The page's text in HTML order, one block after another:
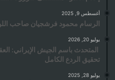
أغسطس 9, 2025
الرسام محمود فرشجيان صاحب
يوليو 20, 2026
المتحدث باسم الجيش الإيراني:
تحقيق الردع الكامل
يوليو 28, 2025